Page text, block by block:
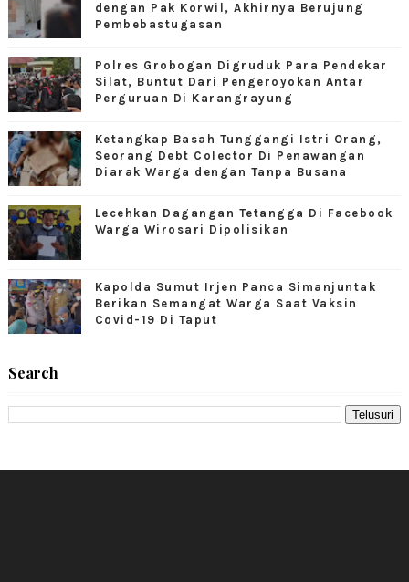
dengan Pak Korwil, Akhirnya Berujung
Pembebastugasan
Polres Grobogan Digruduk Para Pendekar
Silat, Buntut Dari Pengeroyokan Antar
Perguruan Di Karangrayung
Ketangkap Basah Tunggangi Istri Orang,
Seorang Debt Colector Di Penawangan
Diarak Warga dengan Tanpa Busana
Lecehkan Dagangan Tetangga Di Facebook
Warga Wirosari Dipolisikan
Kapolda Sumut Irjen Panca Simanjuntak
Berikan Semangat Warga Saat Vaksin
Covid-19 Di Taput
Search